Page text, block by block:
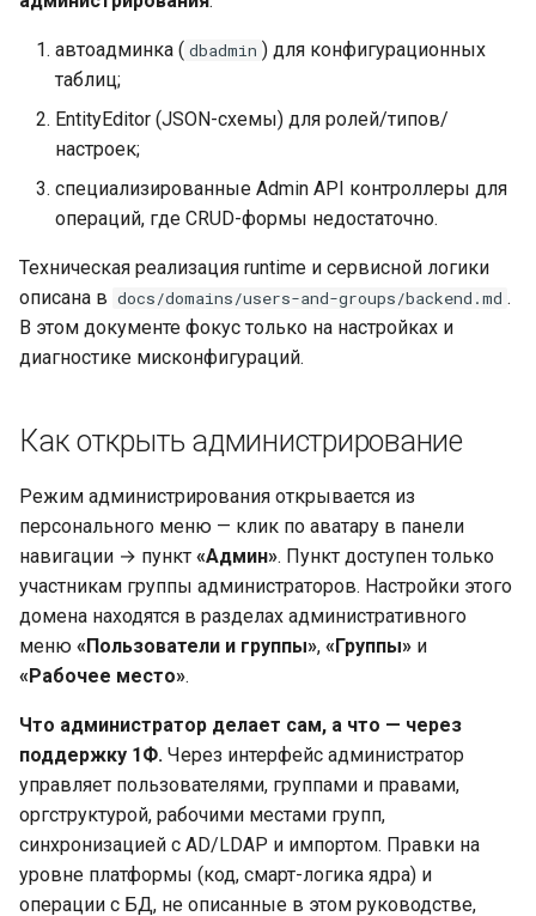
копиями группы
5. Рабочие места группы
(UserGroupSettings)
6. Настройки по
умолчанию для новых
должности
users)
9. Доступ к доменам
10. Специальные права
11. Синхронизация с
AD/LDAP
13. Рабочие места групп —
детальная настройка
Стартовая страница
Основная панель — 7
Lua в смарт-скриптах
Python в смарт-скриптах
Паттерны и примеры
FAQ — CalDAV
Exchange — диагностика
синхронизации
Календарь — решение
проблем
Ресурсы и планировщик
Социальная сеть
автоадминка ( dbadmin ) для конфигурационных
таблиц;
EntityEditor (JSON-схемы) для ролей/типов/
настроек;
специализированные Admin API контроллеры для
операций, где CRUD-формы недостаточно.
Техническая реализация runtime и сервисной логики
описана в docs/domains/users-and-groups/backend.md .
В этом документе фокус только на настройках и
диагностике мисконфигураций.
Как открыть администрирование
Режим администрирования открывается из
персонального меню — клик по аватару в панели
навигации → пункт «Админ». Пункт доступен только
участникам группы администраторов. Настройки этого
домена находятся в разделах административного
меню «Пользователи и группы», «Группы» и
«Рабочее место».
Что администратор делает сам, а что — через
поддержку 1Ф. Через интерфейс администратор
управляет пользователями, группами и правами,
оргструктурой, рабочими местами групп,
синхронизацией с AD/LDAP и импортом. Правки на
уровне платформы (код, смарт-логика ядра) и
операции с БД, не описанные в этом руководстве,